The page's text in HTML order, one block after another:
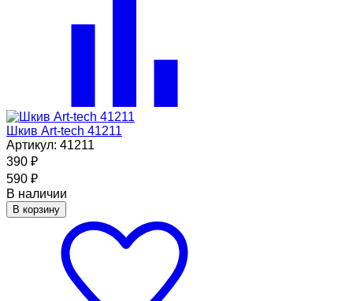
Шкив Art-tech 41211
Артикул: 41211
390 ₽
590 ₽
В наличии
В корзину